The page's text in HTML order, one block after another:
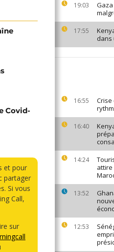
19:03
17:55
dans
16:55
Crise
16:40
14:24
13:52
12:53
Covid-
et pour
partager
Si vous
Call,
sur